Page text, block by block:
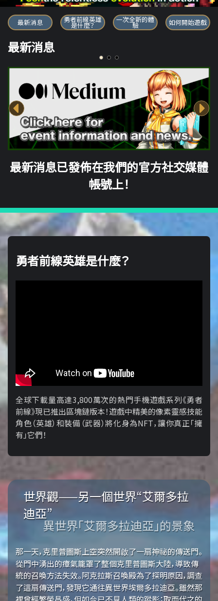
勇者前線英雄
最新消息 勇者前線英雄
是什麼？
一次全新的體
驗 如何開始遊戲
最新消息
最新消息已發佈在我們的官方社交媒體
帳號上！
勇者前線英雄是什麼？
全球下載量高達3,800萬次的熱門手機遊戲系列《勇者
前線》現已推出區塊鏈版本！遊戲中精美的像素靈感技能
角色（英雄）和裝備（武器）將化身為NFT，讓你真正「擁​​
有」它們！
世界觀——另一個世界“艾爾多拉
迪亞”
異世界「艾爾多拉迪亞」的景象
那一天，克里普圖斯上空突然開啟了一扇神祕的傳送門。
從門中湧出的瘴氣籠罩了整個克里普圖斯大陸，導致傳
統的召喚方法失效。阿克拉斯召喚殿為了探明原因，調查
了這扇傳送門，發現它通往異世界埃爾多拉迪亞。雖然那